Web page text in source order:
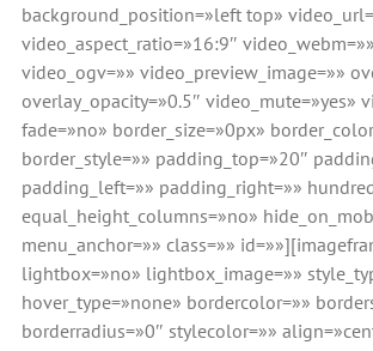
background_position=»left top»
video_aspect_ratio=»16:9″
video_ogv=»» video_preview_image=»»
overlay_opacity=»0.5″ video_mute=»yes»
fade=»no» border_size=»0px»
border_style=»» padding_top=»20″
padding_left=»» padding_right=»»
equal_height_columns=»no»
menu_anchor=»» class=»»
lightbox=»no» lightbox_image=»»
hover_type=»none» bordercolor=»»
borderradius=»0″ stylecolor=»»